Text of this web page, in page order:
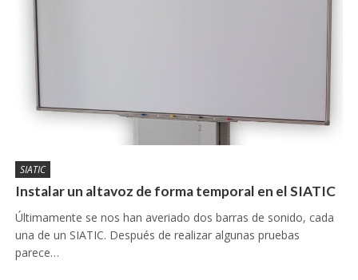
SIATIC
Instalar un altavoz de forma temporal en el SIATIC
Últimamente se nos han averiado dos barras de sonido, cada
una de un SIATIC. Después de realizar algunas pruebas
parece…